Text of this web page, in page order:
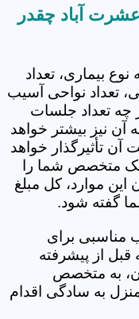
عشرت آباد چقدر
نوع بیماری، تعداد
تعداد نواحی آسیب
چه تعداد جلسات
آن نیز بیشتر خواهد
تأثیرگذار خواهد
متخصص شما را
موارد، کل مبلغ
گفته شود.
مناسبی برای
قبل از پیشرفته
به متخصص
به سادگی اقدام